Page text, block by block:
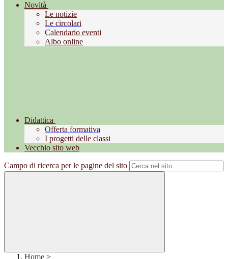
Novità
Le notizie
Le circolari
Calendario eventi
Albo online
Didattica
Offerta formativa
I progetti delle classi
Vecchio sito web
Campo di ricerca per le pagine del sito
Home >